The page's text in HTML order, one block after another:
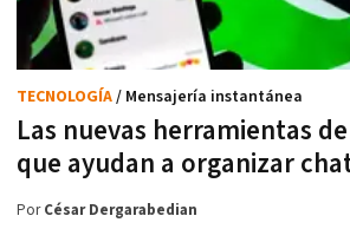
Las nuevas herramientas
que ayudan a organizar
TECNOLOGÍA/ Mensajería instantánea
PorCésar Dergarabedian